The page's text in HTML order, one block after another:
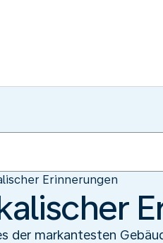
Erinnerungen
der markantesten